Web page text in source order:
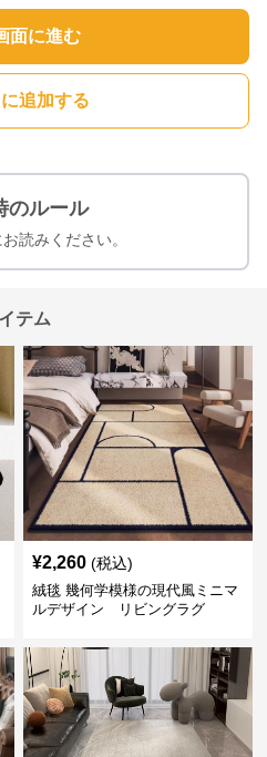
面に進む
追加する
のルール
読みください。
テム
¥2,260 (税込)
絨毯 幾何学模様の現代風ミニマ
ルデザイン リビングラグ